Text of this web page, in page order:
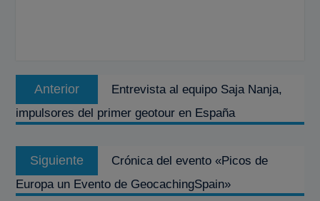
Navegación
entradas
Anterior
anterior:
Entrevista al equipo Saja Nanja,
impulsores del primer geotour en España
Siguiente
Entrada
siguiente:
Crónica del evento «Picos de
Europa un Evento de GeocachingSpain»